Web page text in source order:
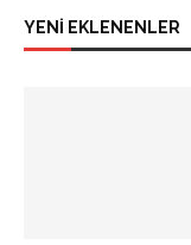
YENİ EKLENENLER